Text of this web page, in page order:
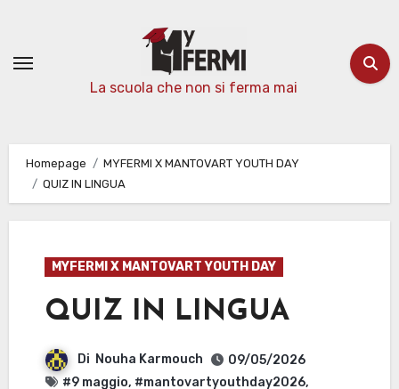
contenuto
La scuola che non si ferma mai
Homepage
MYFERMI X MANTOVART YOUTH DAY
QUIZ IN LINGUA
MYFERMI X MANTOVART YOUTH DAY
QUIZ IN LINGUA
Di Nouha Karmouch
09/05/2026
#9 maggio, #mantovartyouthday2026,